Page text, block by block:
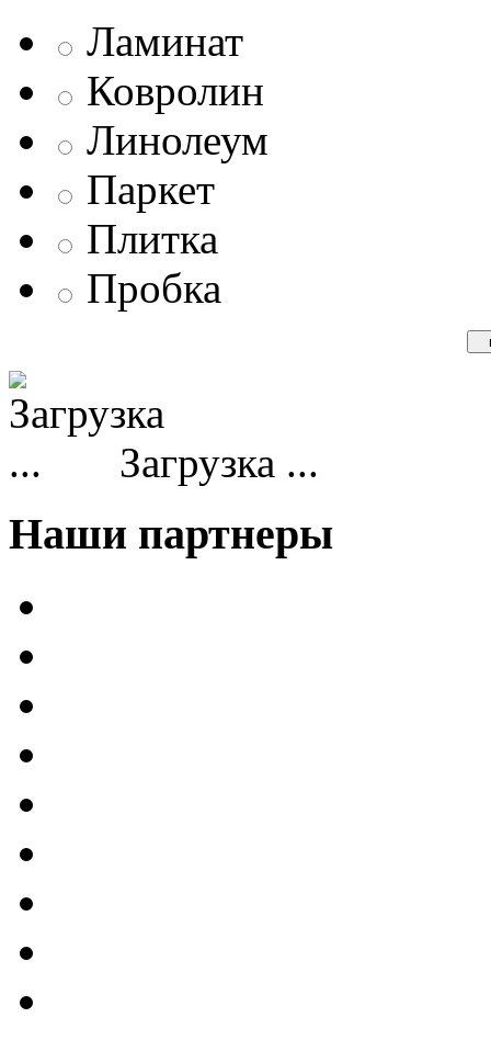
Ламинат
Ковролин
Линолеум
Паркет
Плитка
Пробка
Загрузка ...
Наши партнеры